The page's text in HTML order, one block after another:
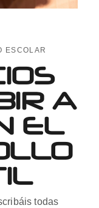
ESCOLAR
A
EL
todas